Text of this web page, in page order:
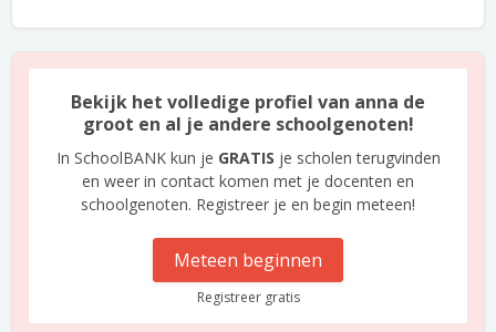
Bekijk het volledige profiel van anna de
groot en al je andere schoolgenoten!
In SchoolBANK kun je GRATIS je scholen terugvinden
en weer in contact komen met je docenten en
schoolgenoten. Registreer je en begin meteen!
Meteen beginnen
Registreer gratis